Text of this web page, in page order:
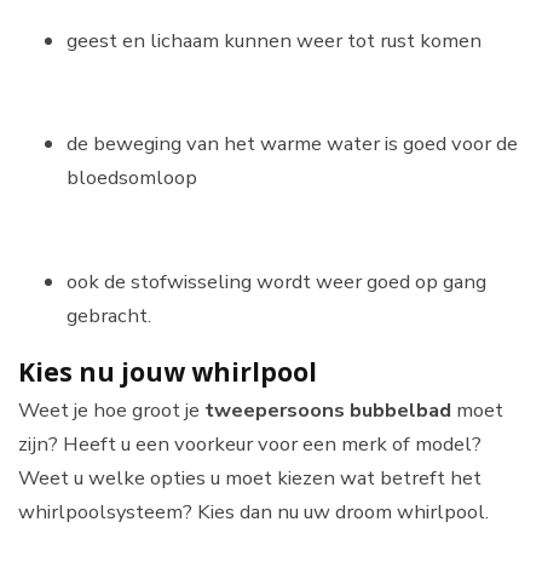
geest en lichaam kunnen weer tot rust komen
de beweging van het warme water is goed voor de
bloedsomloop
ook de stofwisseling wordt weer goed op gang
gebracht.
Kies nu jouw whirlpool
Weet je hoe groot je tweepersoons bubbelbad moet
zijn? Heeft u een voorkeur voor een merk of model?
Weet u welke opties u moet kiezen wat betreft het
whirlpoolsysteem? Kies dan nu uw droom whirlpool.